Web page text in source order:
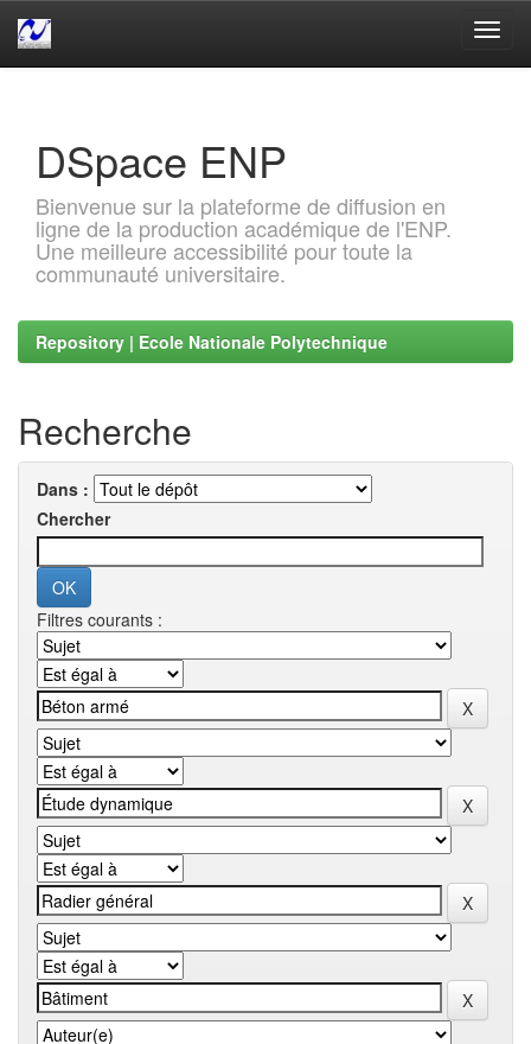
DSpace ENP
Bienvenue sur la plateforme de diffusion en
ligne de la production académique de l'ENP.
Une meilleure accessibilité pour toute la
communauté universitaire.
Repository | Ecole Nationale Polytechnique
Recherche
Dans :
Chercher
Filtres courants :